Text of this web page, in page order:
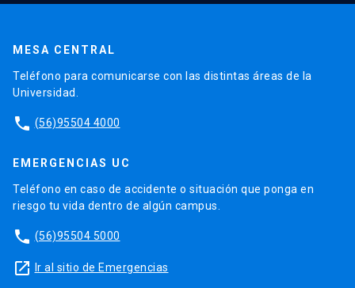
MESA CENTRAL
Teléfono para comunicarse con las distintas áreas de la
Universidad.
phone (56)95504 4000
EMERGENCIAS UC
Teléfono en caso de accidente o situación que ponga en
riesgo tu vida dentro de algún campus.
phone (56)95504 5000
launch Ir al sitio de Emergencias